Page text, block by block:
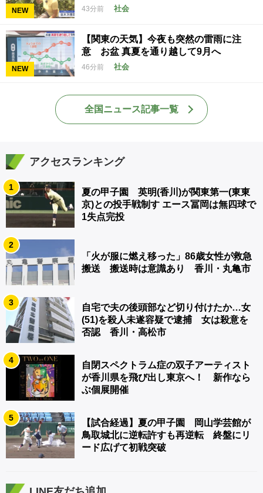
NEW 43分前 社会
NEW
【関東の天気】今夜も突然の雷雨に注
意 お盆 真夏を通り越して9月へ
46分前 社会
全国ニュース記事一覧
アクセスランキング
1
夏の甲子園 英明(香川)が関東第一(東東
京)との投手戦制す エース冨岡は無四球で
1失点完投
2
「火が服に燃え移った」86歳女性が救急
搬送 搬送時は意識あり 香川・丸亀市
3
自宅で夫の後頭部など切り付けたか…女
(51)を殺人未遂容疑で逮捕 女は殺意を
否認 香川・高松市
4
自閉スペクトラム症の双子アーティスト
が香川県を飛び出し東京へ！ 新作なら
ぶ個展開催
5
【試合経過】夏の甲子園 岡山学芸館が
鳥取城北に逆転許すも再逆転 終盤にリ
ード広げて初戦突破